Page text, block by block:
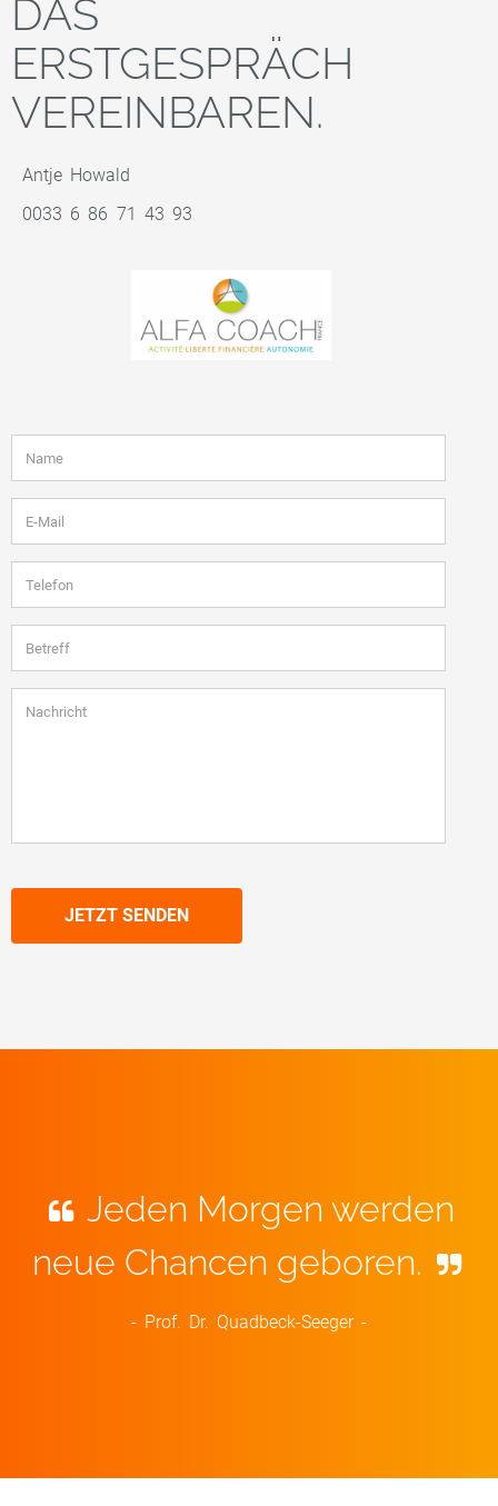
DAS
ERSTGESPRÄCH
VEREINBAREN.
Antje Howald
0033 6 86 71 43 93
JETZT SENDEN
Jeden Morgen werden
neue Chancen geboren.
- Prof. Dr. Quadbeck-Seeger -